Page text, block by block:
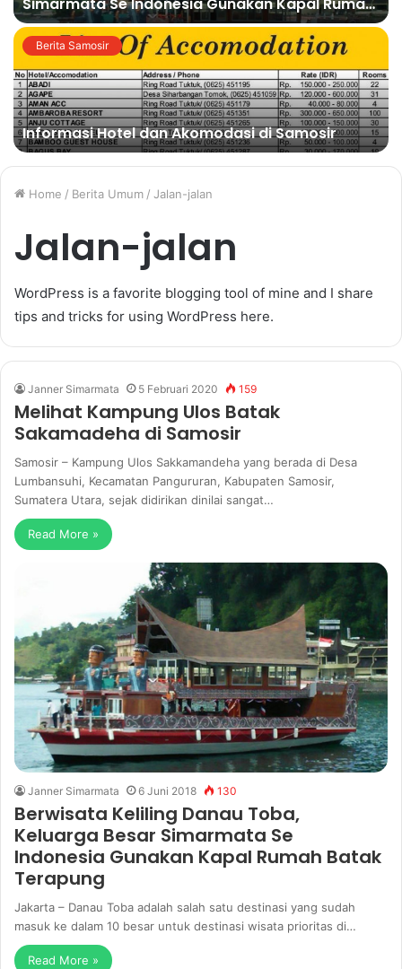
Batak Terapung
Berita Samosir
Informasi Hotel dan Akomodasi di Samosir
Home / Berita Umum / Jalan-jalan
Jalan-jalan
WordPress is a favorite blogging tool of mine and I share
tips and tricks for using WordPress here.
Janner Simarmata 5 Februari 2020 159
Melihat Kampung Ulos Batak
Sakamadeha di Samosir
Samosir – Kampung Ulos Sakkamandeha yang berada di Desa
Lumbansuhi, Kecamatan Pangururan, Kabupaten Samosir,
Sumatera Utara, sejak didirikan dinilai sangat…
Read More »
Janner Simarmata 6 Juni 2018 130
Berwisata Keliling Danau Toba,
Keluarga Besar Simarmata Se
Indonesia Gunakan Kapal Rumah Batak
Terapung
Jakarta – Danau Toba adalah salah satu destinasi yang sudah
masuk ke dalam 10 besar untuk destinasi wisata prioritas di…
Read More »